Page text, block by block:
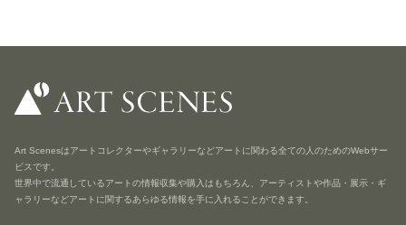
Art Scenesはアートコレクターやギャラリーなどアートに関わる全ての人のためのWebサー
ビスです。
世界中で流通しているアートの情報収集や購入はもちろん、アーティストや作品・展示・ギ
ャラリーなどアートに関するあらゆる情報を手に入れることができます。